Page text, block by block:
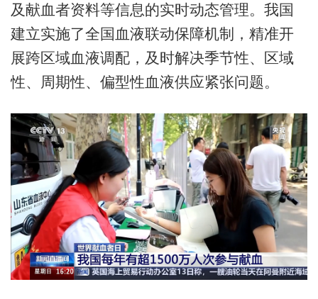
及献血者资料等信息的实时动态管理。我国
建立实施了全国血液联动保障机制，精准开
展跨区域血液调配，及时解决季节性、区域
性、周期性、偏型性血液供应紧张问题。